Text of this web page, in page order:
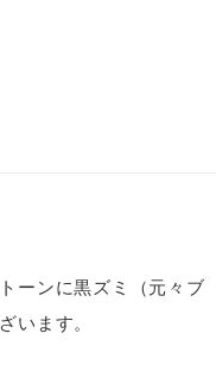
ーンに黒ズミ（元々ブ
います。